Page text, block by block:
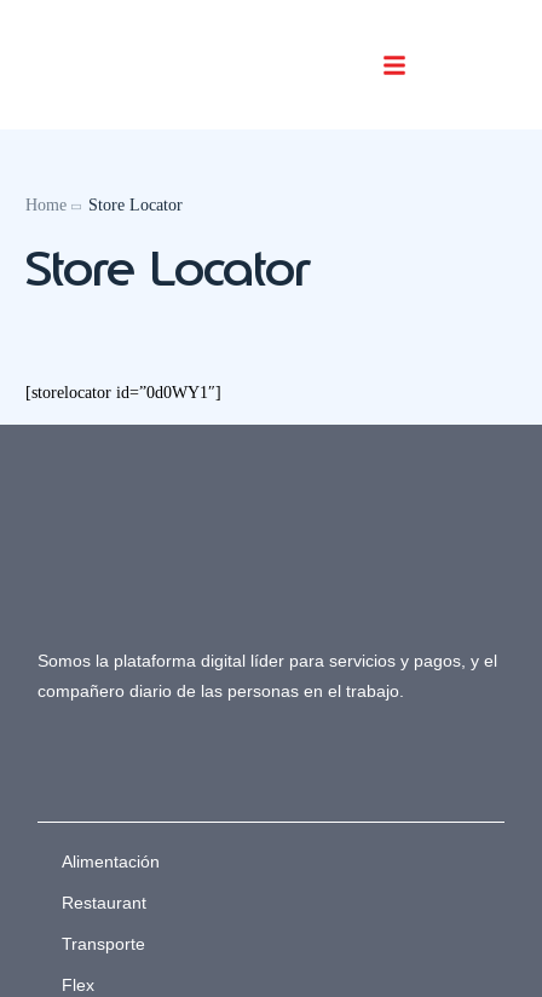
Home Store Locator
Store Locator
[storelocator id=”0d0WY1″]
Somos la plataforma digital líder para servicios y pagos, y el
compañero diario de las personas en el trabajo.
Alimentación
Restaurant
Transporte
Flex